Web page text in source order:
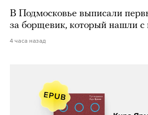
В Подмосковье выписали
за борщевик, который нашли
4 часа назад